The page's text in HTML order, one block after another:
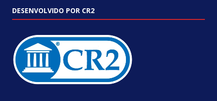
DESENVOLVIDO POR CR2